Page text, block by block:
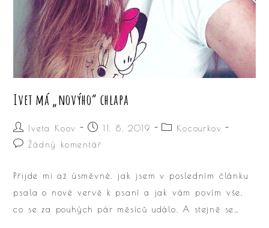
Ivet má „novýho“ chlapa
Autor
příspěvku
Iveta Koov
Příspěvek
byl
11. 8. 2019
RubrikyKocourkov
Komentáře
Žádný komentář
Přijde mi až úsměvné, jak jsem v posledním článku
psala o nové vervě k psaní a jak vám povím vše,
co se za pouhých pár měsíců událo. A stejně se…